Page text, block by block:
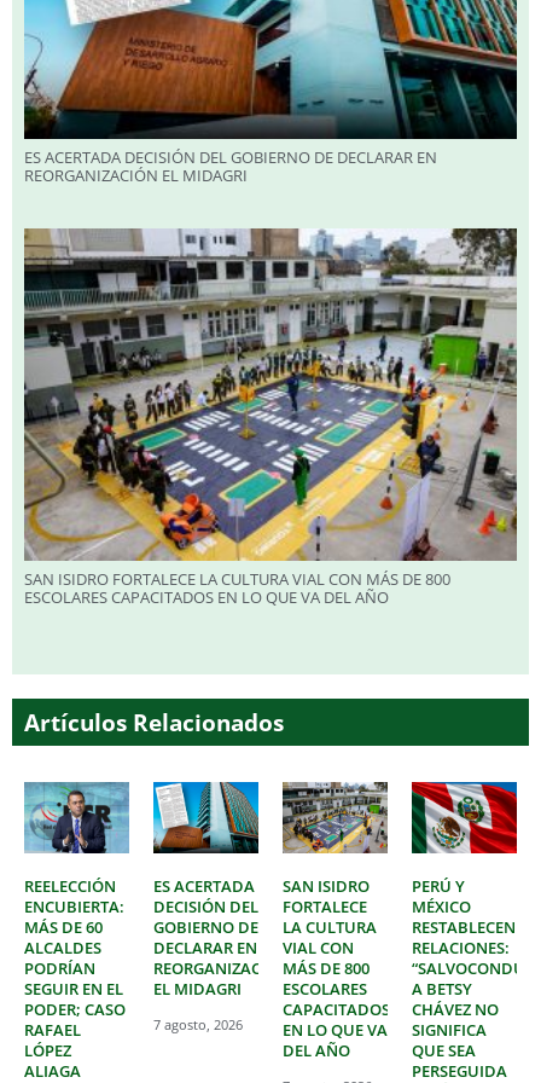
ES ACERTADA DECISIÓN DEL GOBIERNO DE DECLARAR EN
REORGANIZACIÓN EL MIDAGRI
SAN ISIDRO FORTALECE LA CULTURA VIAL CON MÁS DE 800
ESCOLARES CAPACITADOS EN LO QUE VA DEL AÑO
Artículos Relacionados
REELECCIÓN
ENCUBIERTA:
MÁS DE 60
ALCALDES
PODRÍAN
SEGUIR EN EL
PODER; CASO
RAFAEL
LÓPEZ
ALIAGA
ES ACERTADA
DECISIÓN DEL
GOBIERNO DE
DECLARAR EN
REORGANIZACIÓN
EL MIDAGRI
7 agosto, 2026
SAN ISIDRO
FORTALECE
LA CULTURA
VIAL CON
MÁS DE 800
ESCOLARES
CAPACITADOS
EN LO QUE VA
DEL AÑO
PERÚ Y
MÉXICO
RESTABLECEN
RELACIONES:
A BETSY
CHÁVEZ NO
SIGNIFICA
QUE SEA
PERSEGUIDA